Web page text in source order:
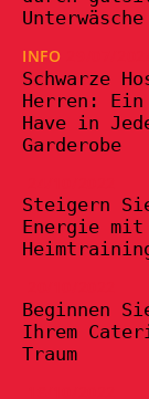
Unterwäsche
INFO
Schwarze
Herren: Ein
Have in
Garderobe
Steigern
Energie mit
Beginnen
Ihrem
Traum